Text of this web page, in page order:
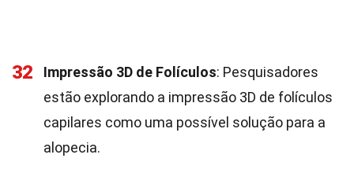
32 Impressão 3D de Folículos: Pesquisadores
estão explorando a impressão 3D de folículos
capilares como uma possível solução para a
alopecia.